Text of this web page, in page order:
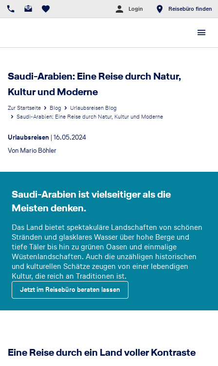
Login Reisebüro finden
Saudi-Arabien: Eine Reise durch Natur,
Kultur und Moderne
Zur Startseite Blog
Urlaubsreisen Blog
Saudi-Arabien: Eine Reise durch Natur, Kultur und Moderne
Urlaubsreisen | 16.05.2024
Von Mario Böhler
Saudi-Arabien ist vielseitiger als die
Meisten denken.
Das Land bietet spektakuläre Landschaften von schönen
Stränden und glasklares Wasser über hohe Berge und
tiefe Täler bis hin zu grünen Oasen und einmalige
Wüstenlandschaften. Auch die unzähligen historischen
und kulturellen Schätze zeugen von einer lebendigen
Kultur, die reich an Traditionen ist.
Jetzt im Reisebüro beraten lassen
Eine Reise durch ein Land voller Kontraste